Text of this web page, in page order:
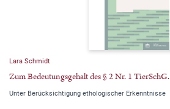
Lara Schmidt
Zum Bedeutungsgehalt des § 2 Nr. 1 TierSchG.
Unter Berücksichtigung ethologischer Erkenntnisse